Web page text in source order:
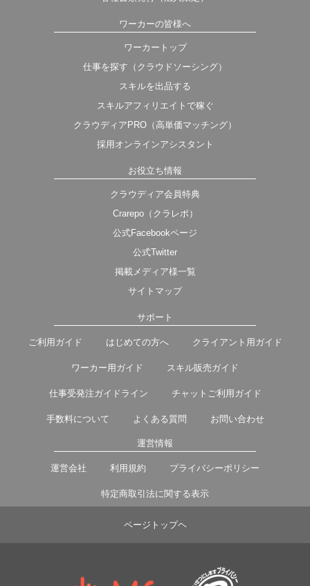
ワーカーの皆様へ
ワーカートップ
仕事を探す（クラウドソーシング）
スキルを出品する
スキルアフィリエイトで稼ぐ
クラウディアPRO（高単価マッチング）
採用オンラインアシスタント
お役立ち情報
クラウディア会員特典
Crarepo（クラレポ）
公式Facebookページ
公式Twitter
掲載メディア様一覧
サイトマップ
サポート
ご利用ガイド はじめての方へ クライアント用ガイド
ワーカー用ガイド スキル販売ガイド
仕事受発注ガイドライン チャットご利用ガイド
手数料について よくある質問 お問い合わせ
運営情報
運営会社 利用規約 プライバシーポリシー
特定商取引法に関する表示
ページトップヘ